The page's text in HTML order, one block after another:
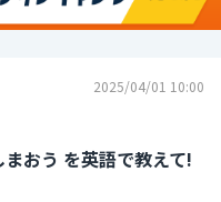
2025/04/01 10:00
おう を英語で教えて!